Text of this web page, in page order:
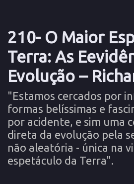
210- O Maior
Terra: As
Evolução –
"Estamos cercados por
formas belíssimas e
por acidente, e sim uma
direta da evolução pela
não aleatória - única na
espetáculo da Terra".